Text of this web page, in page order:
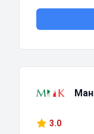
3.0